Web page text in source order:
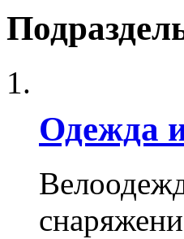
Одежда